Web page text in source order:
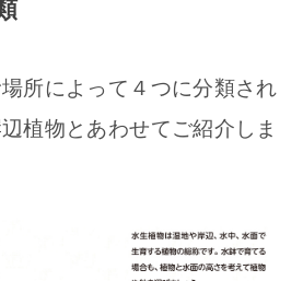
所によって４つに分類され
植物とあわせてご紹介しま